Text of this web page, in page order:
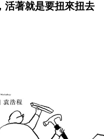
活著就是要扭來扭去